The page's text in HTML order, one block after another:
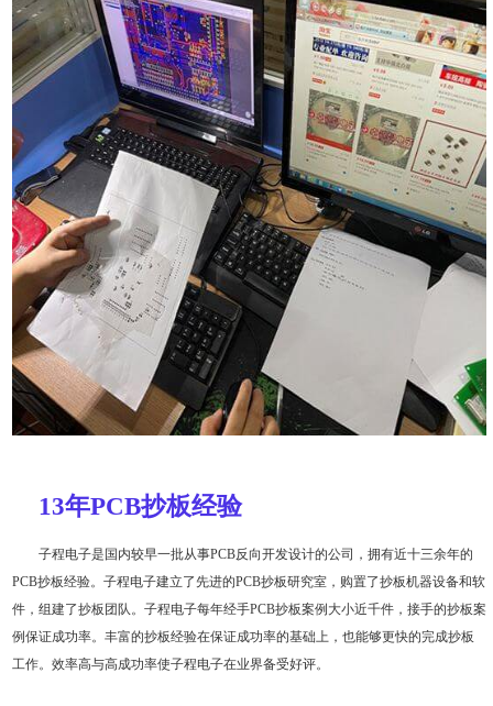
13年PCB抄板经验
子程电子是国内较早一批从事PCB反向开发设计的公司，拥有近十三余年的
PCB抄板经验。子程电子建立了先进的PCB抄板研究室，购置了抄板机器设备和软
件，组建了抄板团队。子程电子每年经手PCB抄板案例大小近千件，接手的抄板案
例保证成功率。丰富的抄板经验在保证成功率的基础上，也能够更快的完成抄板
工作。效率高与高成功率使子程电子在业界备受好评。